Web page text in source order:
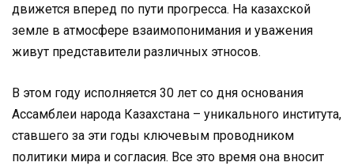
движется вперед по пути прогресса. На казахской
земле в атмосфере взаимопонимания и уважения
живут представители различных этносов.
В этом году исполняется 30 лет со дня основания
Ассамблеи народа Казахстана – уникального института,
ставшего за эти годы ключевым проводником
политики мира и согласия. Все это время она вносит